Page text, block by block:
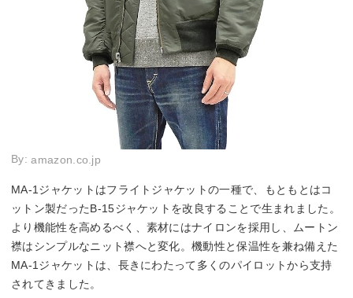
By:amazon.co.jp
MA-1ジャケットはフライトジャケットの一種で、もともとはコ
ットン製だったB-15ジャケットを改良することで生まれました。
より機能性を高めるべく、素材にはナイロンを採用し、ムートン
襟はシンプルなニット襟へと変化。機動性と保温性を兼ね備えた
MA-1ジャケットは、長きにわたって多くのパイロットから支持
されてきました。